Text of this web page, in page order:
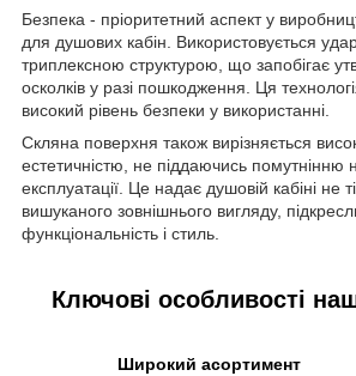
Безпека - пріоритетний аспект у
для душових кабін. Використовується
триплексною структурою, що запобігає
осколків у разі пошкодження. Ця
високий рівень безпеки у використанні.
Скляна поверхня також вирізняється
естетичністю, не піддаючись помутнінню
експлуатації. Це надає душовій кабіні не
вишуканого зовнішнього вигляду,
функціональність і стиль.
Ключові особливості
Широкий асортимент